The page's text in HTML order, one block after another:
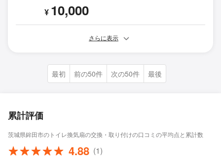
¥ 10,000
さらに表示
最初 前の50件 次の50件 最後
累計評価
茨城県鉾田市のトイレ換気扇の交換・取り付けの口コミの平均点と累計数
4.88 (1)